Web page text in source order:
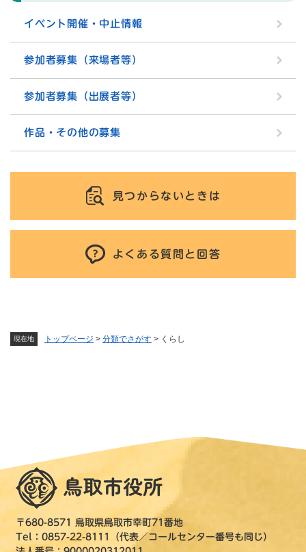
現在地 トップページ > 分類でさがす > くらし
イベント開催・中止情報
参加者募集（来場者等）
参加者募集（出展者等）
作品・その他の募集
見つからないときは
よくある質問と回答
〒680-8571 鳥取県鳥取市幸町71番地
Tel：0857-22-8111（代表／コールセンター番号も同じ）